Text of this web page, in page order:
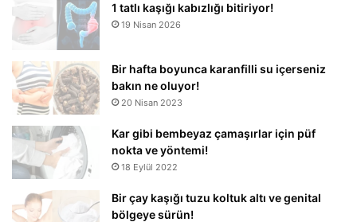
1 tatlı kaşığı kabızlığı bitiriyor!
19 Nisan 2026
Bir hafta boyunca karanfilli su içerseniz
bakın ne oluyor!
20 Nisan 2023
Kar gibi bembeyaz çamaşırlar için püf
nokta ve yöntemi!
18 Eylül 2022
Bir çay kaşığı tuzu koltuk altı ve genital
bölgeye sürün!